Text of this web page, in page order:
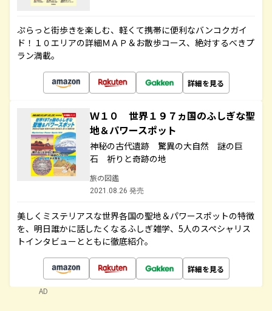
ぷらっと街歩きを楽しむ、軽くて携帯に便利なバンコクガイ
ド！１０エリアの詳細ＭＡＰ＆お散歩コース、絶対するべきプ
ラン満載。
詳細を見る
Ｗ１０ 世界１９７ヵ国のふしぎな聖
地＆パワースポット
神秘の古代遺跡 驚異の大自然 謎の巨
石 祈りと奇跡の地
旅の図鑑
2021.08.26 発売
美しくミステリアスな世界各国の聖地＆パワースポットの特徴
を、明日誰かに話したくなるふしぎ雑学、5人のスペシャリス
トインタビューとともに徹底紹介。
詳細を見る
AD